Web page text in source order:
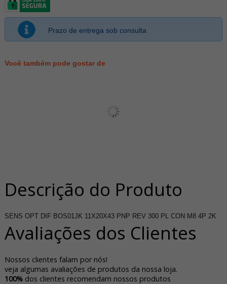
Prazo de entrega sob consulta
Você também pode gostar de
Descrição do Produto
SENS OPT DIF BOS01JK 11X20X43 PNP REV 300 PL CON M8 4P 2K
Avaliações dos Clientes
Nossos clientes falam por nós!
veja algumas avaliações de produtos da nossa loja.
100% dos clientes recomendam nossos produtos